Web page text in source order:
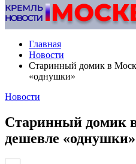
Главная
Новости
Старинный домик в
«однушки»
Новости
Старинный домик
дешевле «однушки»